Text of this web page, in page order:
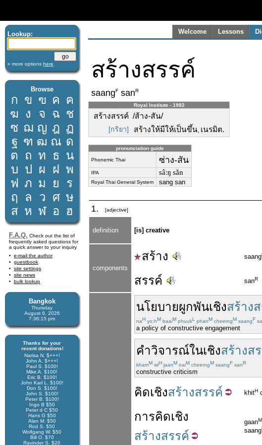
Lookup:
» more options here
Browse
ก ข ฃ ค ฅ
ฆ ง จ ฉ ช
ซ ฌ ญ ฎ ฏ
ฐ ฑ ฒ ณ ด
ต ถ ท ธ น
บ ป ผ ฝ พ
ฟ ภ ม ย
ร
ฤ
ล ว ศ ษ
ส ห ฬ อ ฮ
F.A.Q. Check out the list of
frequently asked questions for
a quick answer to your inquiry
e-mail the author
guestbook
site settings
site news
bulk lookup
Bangkok
Thursday
August 6, 2026
7:36:15 pm
Thanks for your
recent donations!
Narisa N. $+++!
John A. $+++!
Paul S. $100!
Mike A. $100!
Eric B. $100!
John Karl L. $100!
Don S. $100!
John S. $100!
Peter B. $100!
Ingo B $50
Peter d C $50
Hans G $50
Alan M. $50
Rod S. $50
Wolfgang W. $50
Bill O. $70
Ravinder S. $20
Welcome Lessons
สร้างสรรค์
saangF sanR
Royal Institute - 1982
สร้างสรรค์ /ส้าง-สัน/
[กริยา] สร้างให้มีให้เป็นขึ้น, เนรมิต.
pronunciation guide
Phonemic Thai ซ่าง-สัน
IPA sâːŋ sǎn
Royal Thai General System sang san
1. [adjective]
definition [is] creative
components
สร้าง saang
สรรค์ sanR
นโยบายผูกพันเชิงสร้าง
naH yo:hM baaiM phuukL phanM cheerngM saangF
a policy of constructive engagement
คำวิจารณ์ในเชิงสร้างส
khamM wiH jaanM naiM cheerngM saangF sanR
constructive criticism
คิดเชิงสร้างสรรค์ khitH
การคิดเชิง
สร้างสรรค์
gaanM
saang